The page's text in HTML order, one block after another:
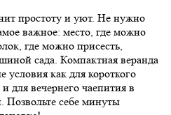
простоту и уют. Не нужно
важное: место, где можно
где можно присесть,
сада. Компактная веранда
условия как для короткого
для вечернего чаепития в
Позвольте себе минуты